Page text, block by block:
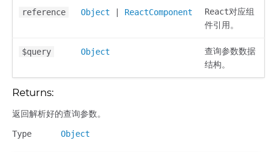
reference Object ReactComponent
React对应组
件引用。
$query Object
查询参数数据
结构。
Returns:
返回解析好的查询参数。
Type Object